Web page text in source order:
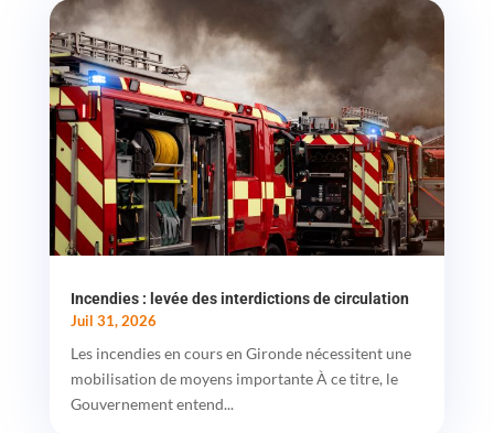
Incendies : levée des interdictions de circulation
Juil 31, 2026
Les incendies en cours en Gironde nécessitent une
mobilisation de moyens importante À ce titre, le
Gouvernement entend...